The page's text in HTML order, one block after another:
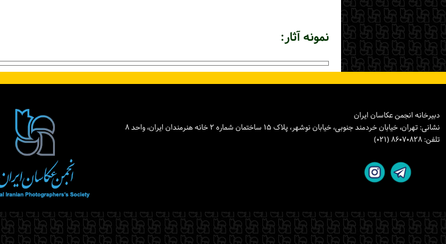
نمونه آثار:
دبیرخانه انجمن عکاسان ایران
نشانی: تهران، خیابان خردمند جنوبی، خیابان نوشهر، پلاک ۱۵ ساختمان شماره ۲ خانه هنرمندان ایران، واحد ۸
تلفن: ۸۶۰۷۰۸۲۸ (۰۲۱)